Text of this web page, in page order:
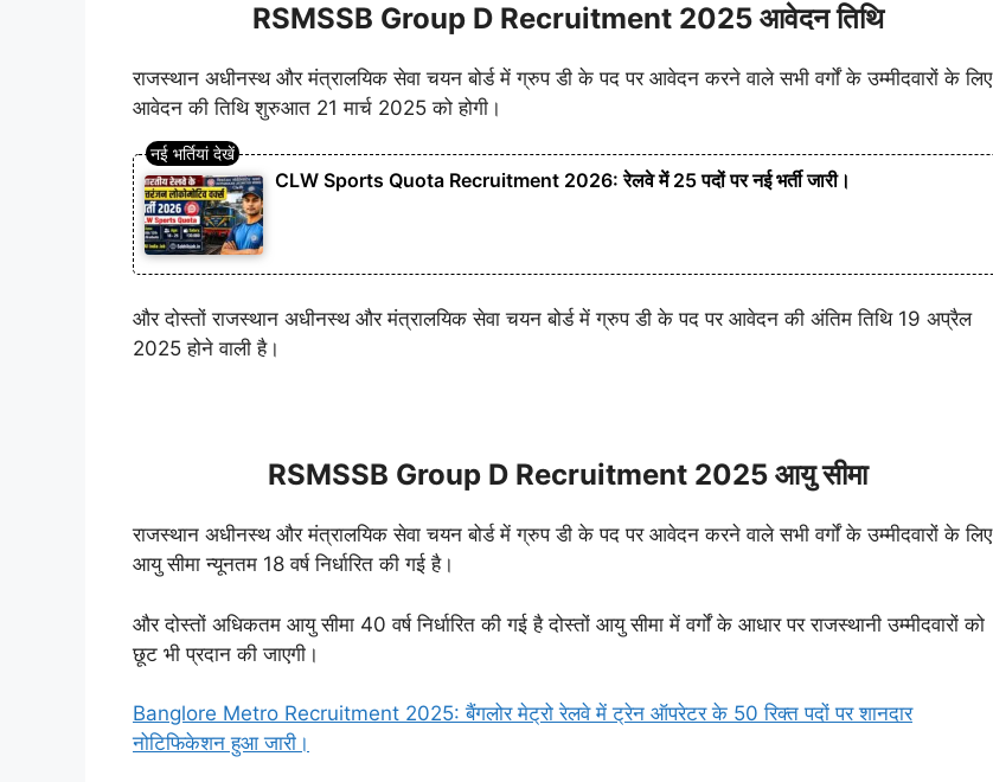
RSMSSB Group D Recruitment 2025 आवेदन तिथि
राजस्थान अधीनस्थ और मंत्रालयिक सेवा चयन बोर्ड में ग्रुप डी के पद पर आवेदन करने वाले सभी वर्गों के उम्मीदवारों के लिए
आवेदन की तिथि शुरुआत 21 मार्च 2025 को होगी।
CLW Sports Quota Recruitment 2026: रेलवे में 25 पदों पर नई भर्ती जारी।
और दोस्तों राजस्थान अधीनस्थ और मंत्रालयिक सेवा चयन बोर्ड में ग्रुप डी के पद पर आवेदन की अंतिम तिथि 19 अप्रैल
2025 होने वाली है।
RSMSSB Group D Recruitment 2025 आयु सीमा
राजस्थान अधीनस्थ और मंत्रालयिक सेवा चयन बोर्ड में ग्रुप डी के पद पर आवेदन करने वाले सभी वर्गों के उम्मीदवारों के लिए
आयु सीमा न्यूनतम 18 वर्ष निर्धारित की गई है।
और दोस्तों अधिकतम आयु सीमा 40 वर्ष निर्धारित की गई है दोस्तों आयु सीमा में वर्गों के आधार पर राजस्थानी उम्मीदवारों को
छूट भी प्रदान की जाएगी।
Banglore Metro Recruitment 2025: बैंगलोर मेट्रो रेलवे में ट्रेन ऑपरेटर के 50 रिक्त पदों पर शानदार
नोटिफिकेशन हुआ जारी।